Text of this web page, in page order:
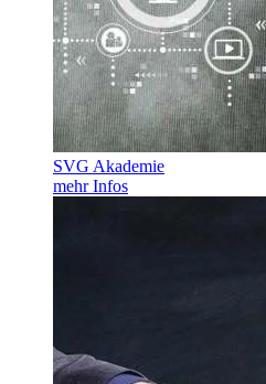
SVG Akademie
mehr Infos